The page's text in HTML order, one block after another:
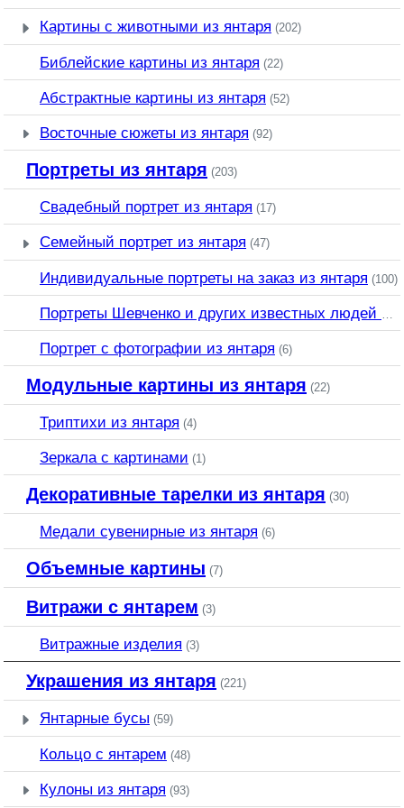
Картины с животными из янтаря (202)
Библейские картины из янтаря (22)
Абстрактные картины из янтаря (52)
Восточные сюжеты из янтаря (92)
Портреты из янтаря (203)
Свадебный портрет из янтаря (17)
Семейный портрет из янтаря (47)
Индивидуальные портреты на заказ из янтаря (100)
Портреты Шевченко и других известных людей из янтаря
Портрет c фотографии из янтаря (6)
Модульные картины из янтаря (22)
Триптихи из янтаря (4)
Зеркала с картинами (1)
Декоративные тарелки из янтаря (30)
Медали сувенирные из янтаря (6)
Объемные картины (7)
Витражи с янтарем (3)
Витражные изделия (3)
Украшения из янтаря (221)
Янтарные бусы (59)
Кольцо с янтарем (48)
Кулоны из янтаря (93)